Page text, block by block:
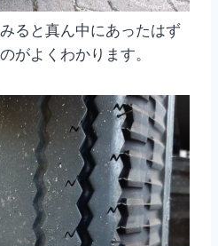
ると真ん中にあったはず
がよくわかります。